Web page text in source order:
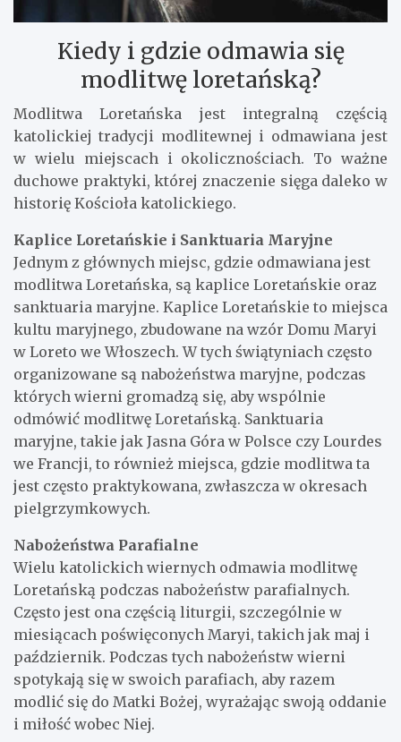
Kiedy i gdzie odmawia się
modlitwę loretańską?
Modlitwa Loretańska jest integralną częścią
katolickiej tradycji modlitewnej i odmawiana jest
w wielu miejscach i okolicznościach. To ważne
duchowe praktyki, której znaczenie sięga daleko w
historię Kościoła katolickiego.
Kaplice Loretańskie i Sanktuaria Maryjne
Jednym z głównych miejsc, gdzie odmawiana jest
modlitwa Loretańska, są kaplice Loretańskie oraz
sanktuaria maryjne. Kaplice Loretańskie to miejsca
kultu maryjnego, zbudowane na wzór Domu Maryi
w Loreto we Włoszech. W tych świątyniach często
organizowane są nabożeństwa maryjne, podczas
których wierni gromadzą się, aby wspólnie
odmówić modlitwę Loretańską. Sanktuaria
maryjne, takie jak Jasna Góra w Polsce czy Lourdes
we Francji, to również miejsca, gdzie modlitwa ta
jest często praktykowana, zwłaszcza w okresach
pielgrzymkowych.
Nabożeństwa Parafialne
Wielu katolickich wiernych odmawia modlitwę
Loretańską podczas nabożeństw parafialnych.
Często jest ona częścią liturgii, szczególnie w
miesiącach poświęconych Maryi, takich jak maj i
październik. Podczas tych nabożeństw wierni
spotykają się w swoich parafiach, aby razem
modlić się do Matki Bożej, wyrażając swoją oddanie
i miłość wobec Niej.